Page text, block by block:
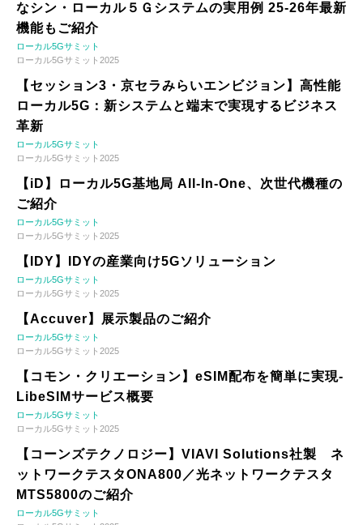
なシン・ローカル５Ｇシステムの実用例 25-26年最新
機能もご紹介
ローカル5Gサミット
ローカル5Gサミット2025
【セッション3・京セラみらいエンビジョン】高性能
ローカル5G：新システムと端末で実現するビジネス
革新
ローカル5Gサミット
ローカル5Gサミット2025
【iD】ローカル5G基地局 All-In-One、次世代機種の
ご紹介
ローカル5Gサミット
ローカル5Gサミット2025
【IDY】IDYの産業向け5Gソリューション
ローカル5Gサミット
ローカル5Gサミット2025
【Accuver】展示製品のご紹介
ローカル5Gサミット
ローカル5Gサミット2025
【コモン・クリエーション】eSIM配布を簡単に実現-
LibeSIMサービス概要
ローカル5Gサミット
ローカル5Gサミット2025
【コーンズテクノロジー】VIAVI Solutions社製 ネ
ットワークテスタONA800／光ネットワークテスタ
MTS5800のご紹介
ローカル5Gサミット